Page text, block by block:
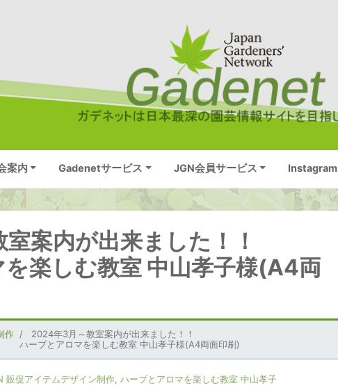
案内 Gadenetサービス JGN会員サービス Instagram
案内が出来ました！！
楽しむ教室 中山孝子様(A4両
作
2024年3月～教室案内が出来ました！！
ハーブとアロマを楽しむ教室 中山孝子様(A4両面印刷)
販促アイテムデザイン制作 ハーブとアロマを楽しむ教室 中山孝子